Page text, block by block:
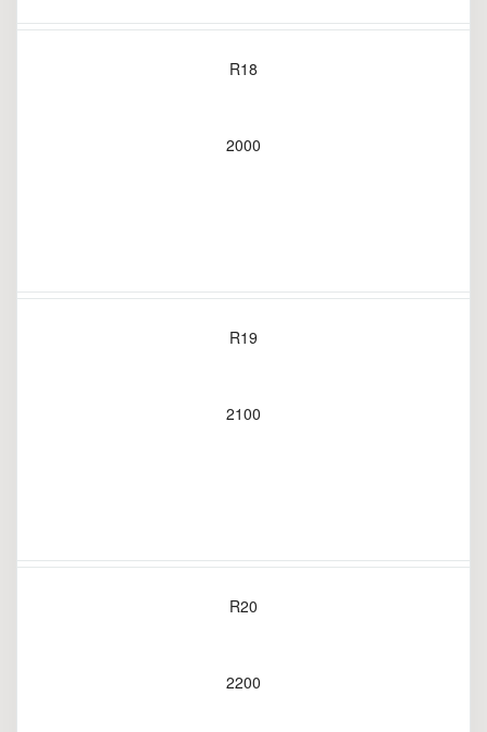
R18
2000
R19
2100
R20
2200